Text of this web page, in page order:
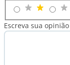
Escreva sua